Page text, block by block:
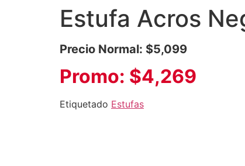
Estufa Acros
Precio Normal: $5,099
Promo: $4,269
Etiquetado Estufas